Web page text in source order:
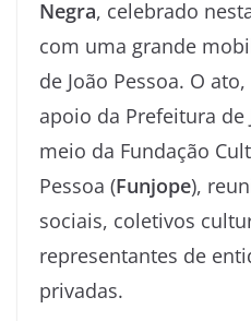
Negra, celebrado
com uma grande
de João Pessoa. O
apoio da Prefeitura de
meio da Fundação
Pessoa (Funjope),
sociais, coletivos
representantes de
privadas.